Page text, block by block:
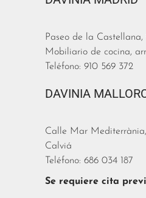
Paseo de la Castellana,
Mobiliario de cocina,
Teléfono: 910 569 372
DAVINIA
Calle Mar
Calviá
Teléfono: 686 034 187
Se requiere cita